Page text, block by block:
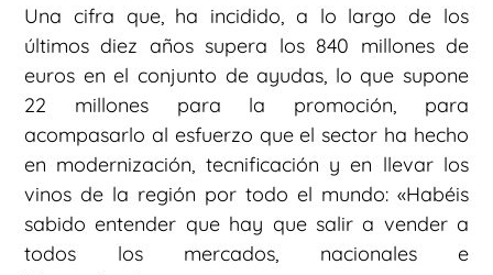
Una cifra que, ha incidido, a lo largo de los
últimos diez años supera los 840 millones de
euros en el conjunto de ayudas, lo que supone
22 millones para la promoción, para
acompasarlo al esfuerzo que el sector ha hecho
en modernización, tecnificación y en llevar los
vinos de la región por todo el mundo: «Habéis
sabido entender que hay que salir a vender a
todos los mercados, nacionales e